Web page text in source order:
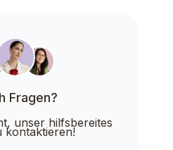
Fragen?
unser hilfsbereites
kontaktieren!